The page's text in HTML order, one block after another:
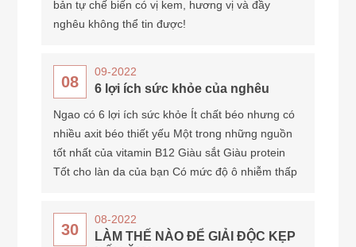
bản tự chế biến có vị kem, hương vị và đầy
nghêu không thể tin được!
08
09-2022
6 lợi ích sức khỏe của nghêu
Ngao có 6 lợi ích sức khỏe Ít chất béo nhưng có
nhiều axit béo thiết yếu Một trong những nguồn
tốt nhất của vitamin B12 Giàu sắt Giàu protein
Tốt cho làn da của bạn Có mức độ ô nhiễm thấp
30
08-2022
LÀM THẾ NÀO ĐỂ GIẢI ĐỘC KẸP